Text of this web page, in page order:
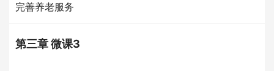
完善养老服务
第三章 微课3